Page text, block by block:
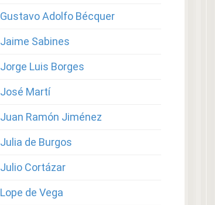
Gustavo Adolfo Bécquer
Jaime Sabines
Jorge Luis Borges
José Martí
Juan Ramón Jiménez
Julia de Burgos
Julio Cortázar
Lope de Vega